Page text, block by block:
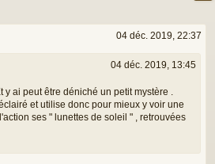
04 déc. 2019, 22:37
04 déc. 2019, 13:45
ai peut être déniché un petit mystère .
et utilise donc pour mieux y voir une
ses " lunettes de soleil " , retrouvées